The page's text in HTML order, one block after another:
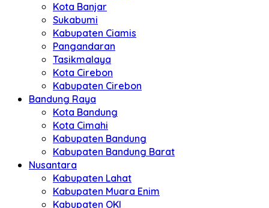
Kota Banjar
Sukabumi
Kabupaten Ciamis
Pangandaran
Tasikmalaya
Kota Cirebon
Kabupaten Cirebon
Bandung Raya
Kota Bandung
Kota Cimahi
Kabupaten Bandung
Kabupaten Bandung Barat
Nusantara
Kabupaten Lahat
Kabupaten Muara Enim
Kabupaten OKI